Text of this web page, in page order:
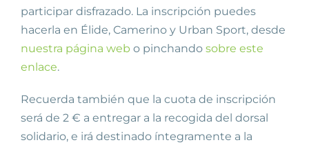
participar disfrazado. La inscripción puedes
hacerla en Élide, Camerino y Urban Sport, desde
nuestra página web o pinchando sobre este
enlace.
Recuerda también que la cuota de inscripción
será de 2 € a entregar a la recogida del dorsal
solidario, e irá destinado íntegramente a la